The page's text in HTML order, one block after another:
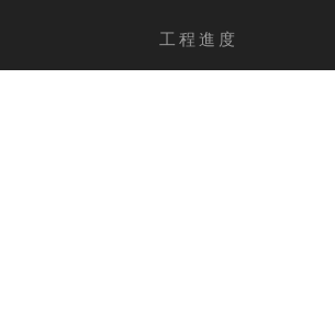
工程進度